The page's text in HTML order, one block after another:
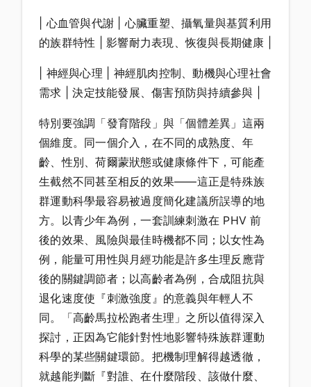
| 心血管與代謝 | 心臟重塑、攝氧量與基質利用
的族群特性 | 影響耐力表現、恢復與長期健康 |
| 神經與心理 | 神經肌肉控制、動機與心理社會
需求 | 決定技能發展、傷害預防與持續參與 |
特別要強調「發育階段」與「個體差異」這兩
個維度。同一個介入，在不同的成熟度、年
齡、性別、荷爾蒙狀態或健康條件下，可能產
生截然不同甚至相反的效果——這正是特殊族
群運動科學最容易被過度簡化建議所誤導的地
方。以青少年為例，一套訓練刺激在 PHV 前
後的效果、風險與最佳時機都不同；以女性為
例，能量可用性與月經功能是許多生理反應背
後的關鍵調節者；以高齡者為例，合成阻抗與
退化速度使『刺激強度』的意義與年輕人不
同。「高齡馬拉松跑者生理」之所以值得深入
探討，正因為它能針對性地影響特殊族群運動
科學的某些關鍵環節。把機制理解得越透徹，
就越能判斷『對誰、在什麼階段、該做什麼、